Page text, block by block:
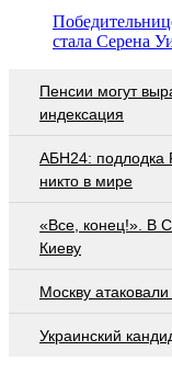
стала Серена
Пенсии могут
индексация
АБН24: подлодка
никто в мире
«Все, конец!». В
Киеву
Москву
Украинский